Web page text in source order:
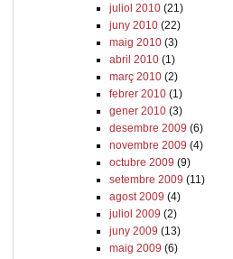
juliol 2010 (21)
juny 2010 (22)
maig 2010 (3)
abril 2010 (1)
març 2010 (2)
febrer 2010 (1)
gener 2010 (3)
desembre 2009 (6)
novembre 2009 (4)
octubre 2009 (9)
setembre 2009 (11)
agost 2009 (4)
juliol 2009 (2)
juny 2009 (13)
maig 2009 (6)